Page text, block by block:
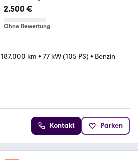
2.500 €
Ohne Bewertung
187.000 km • 77 kW (105 PS) • Benzin
Kontakt Parken